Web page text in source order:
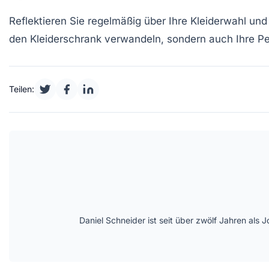
Reflektieren Sie regelmäßig über Ihre Kleiderwahl
den Kleiderschrank verwandeln, sondern auch Ihre
Teilen:
Daniel Schneider ist seit über zwölf Jahren als